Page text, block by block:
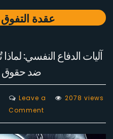
عقدة
آليات الدفاع النفسي:
ضد حقوق
Leave a
Commenton
آليات
الدفاع
2078 views